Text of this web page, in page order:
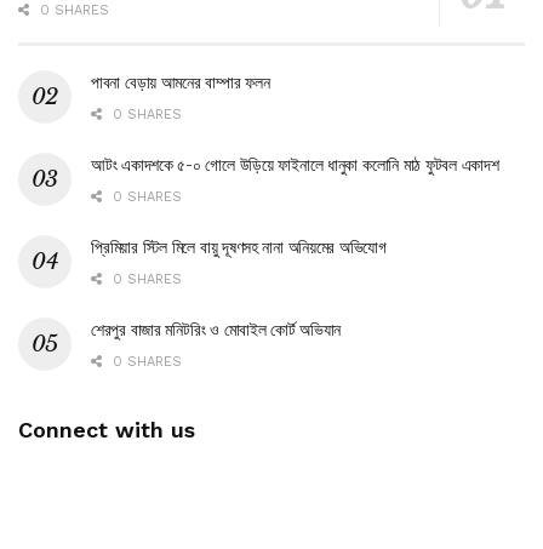
0 SHARES
পাবনা বেড়ায় আমনের বাম্পার ফলন
0 SHARES
আটং একাদশকে ৫-০ গোলে উড়িয়ে ফাইনালে ধানুকা কলোনি মাঠ ফুটবল একাদশ
0 SHARES
প্রিমিয়ার স্টিল মিলে বায়ু দূষণসহ নানা অনিয়মের অভিযোগ
0 SHARES
শেরপুর বাজার মনিটরিং ও মোবাইল কোর্ট অভিযান
0 SHARES
Connect with us